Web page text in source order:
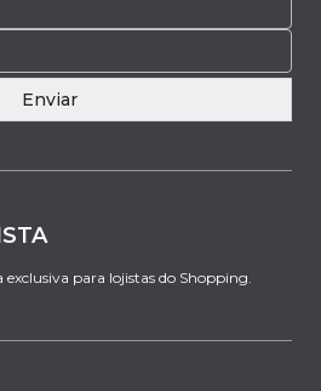
Enviar
exclusiva para lojistas do Shopping.